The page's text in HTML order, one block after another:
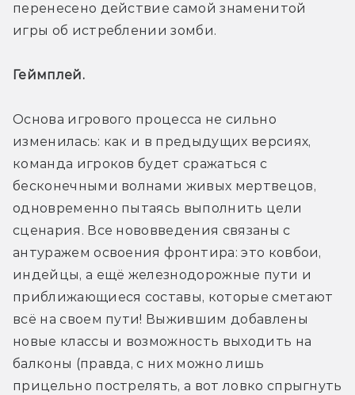
перенесено действие самой знаменитой
игры об истреблении зомби.
Геймплей.
Основа игрового процесса не сильно
изменилась: как и в предыдущих версиях,
команда игроков будет сражаться с
бесконечными волнами живых мертвецов,
одновременно пытаясь выполнить цели
сценария. Все нововведения связаны с
антуражем освоения фронтира: это ковбои,
индейцы, а ещё железнодорожные пути и
приближающиеся составы, которые сметают
всё на своем пути! Выжившим добавлены
новые классы и возможность выходить на
балконы (правда, с них можно лишь
прицельно пострелять, а вот ловко спрыгнуть